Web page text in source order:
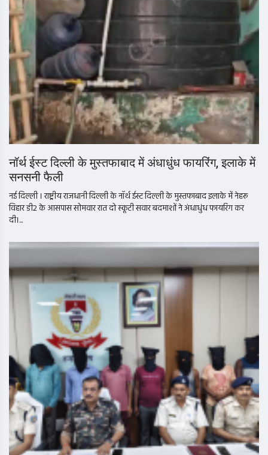
नॉर्थ ईस्ट दिल्ली के मुस्तफाबाद में अंधाधुंध फायरिंग, इलाके में
सनसनी फैली
नई दिल्ली । राष्ट्रीय राजधानी दिल्ली के नॉर्थ ईस्ट दिल्ली के मुस्तफाबाद इलाके में नेहरू
विहार डी2 के आसपास सोमवार रात दो स्कूटी सवार बदमाशों ने अंधाधुंध फायरिंग कर
दी।...